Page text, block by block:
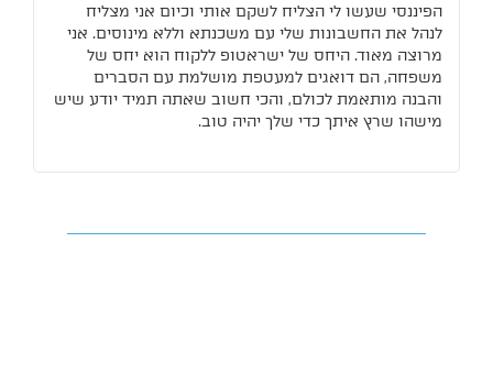
הפיננסי שעשו לי הצליח לשקם אותי וכיום אני מצליח
לנהל את החשבונות שלי עם משכנתא וללא מינוסים. אני
מרוצה מאוד. היחס של ישראטופ ללקוח הוא יחס של
משפחה, הם דואגים למעטפת מושלמת עם הסברים
והבנה מותאמת לכולם, והכי חשוב שאתה תמיד יודע שיש
מישהו שרץ איתך כדי שלך יהיה טוב.